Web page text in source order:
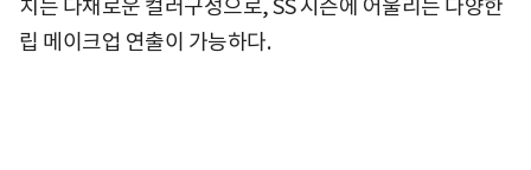
치는 다채로운 컬러구성으로, SS 시즌에 어울리는 다양한
립 메이크업 연출이 가능하다.